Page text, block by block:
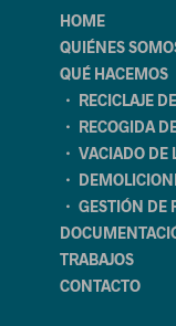
HOME
QUIÉNES
QUÉ HACEMOS
・ RECICLAJE
・ RECOGIDA
・ VACIADO
・
・ GESTIÓN DE
TRABAJOS
CONTACTO